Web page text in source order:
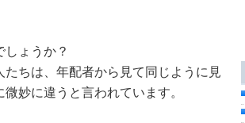
ょうか？
ちは、年配者から見て同じように見
妙に違うと言われています。